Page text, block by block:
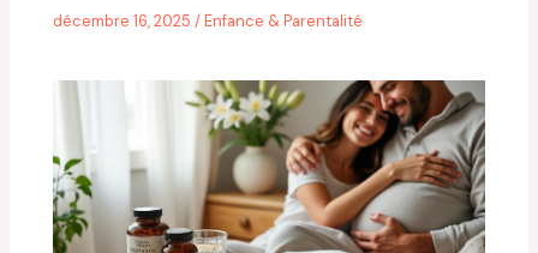
décembre 16, 2025/Enfance & Parentalité